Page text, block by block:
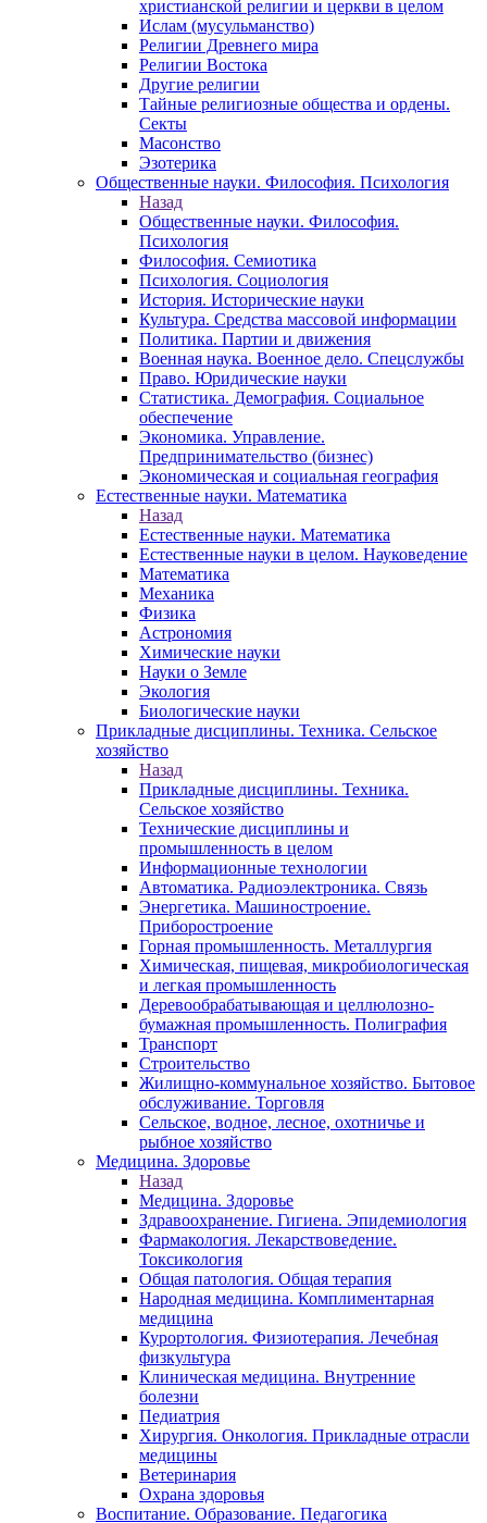
христианской религии и церкви в целом
Ислам (мусульманство)
Религии Древнего мира
Религии Востока
Другие религии
Тайные религиозные общества и ордены.
Секты
Масонство
Эзотерика
Общественные науки. Философия. Психология
Назад
Общественные науки. Философия.
Психология
Философия. Семиотика
Психология. Социология
История. Исторические науки
Культура. Средства массовой информации
Политика. Партии и движения
Военная наука. Военное дело. Спецслужбы
Право. Юридические науки
Статистика. Демография. Социальное
обеспечение
Экономика. Управление.
Предпринимательство (бизнес)
Экономическая и социальная география
Естественные науки. Математика
Назад
Естественные науки. Математика
Естественные науки в целом. Науковедение
Математика
Механика
Физика
Астрономия
Химические науки
Науки о Земле
Экология
Биологические науки
Прикладные дисциплины. Техника. Сельское
хозяйство
Назад
Прикладные дисциплины. Техника.
Сельское хозяйство
Технические дисциплины и
промышленность в целом
Информационные технологии
Автоматика. Радиоэлектроника. Связь
Энергетика. Машиностроение.
Приборостроение
Горная промышленность. Металлургия
Химическая, пищевая, микробиологическая
и легкая промышленность
Деревообрабатывающая и целлюлозно-
бумажная промышленность. Полиграфия
Транспорт
Строительство
Жилищно-коммунальное хозяйство. Бытовое
обслуживание. Торговля
Сельское, водное, лесное, охотничье и
рыбное хозяйство
Медицина. Здоровье
Назад
Медицина. Здоровье
Здравоохранение. Гигиена. Эпидемиология
Фармакология. Лекарствоведение.
Токсикология
Общая патология. Общая терапия
Народная медицина. Комплиментарная
медицина
Курортология. Физиотерапия. Лечебная
физкультура
Клиническая медицина. Внутренние
болезни
Педиатрия
Хирургия. Онкология. Прикладные отрасли
медицины
Ветеринария
Охрана здоровья
Воспитание. Образование. Педагогика